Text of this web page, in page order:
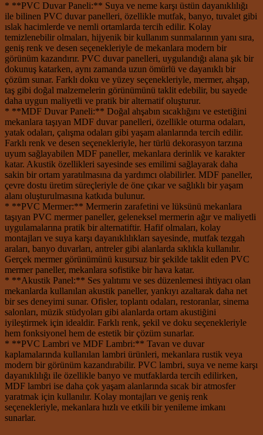
* **PVC Duvar Paneli:** Suya ve neme karşı üstün dayanıklılığı
ile bilinen PVC duvar panelleri, özellikle mutfak, banyo, tuvalet gibi
ıslak hacimlerde ve nemli ortamlarda tercih edilir. Kolay
temizlenebilir olmaları, hijyenik bir kullanım sunmalarının yanı sıra,
geniş renk ve desen seçenekleriyle de mekanlara modern bir
görünüm kazandırır. PVC duvar panelleri, uygulandığı alana şık bir
dokunuş katarken, aynı zamanda uzun ömürlü ve dayanıklı bir
çözüm sunar. Farklı doku ve yüzey seçenekleriyle, mermer, ahşap,
taş gibi doğal malzemelerin görünümünü taklit edebilir, bu sayede
daha uygun maliyetli ve pratik bir alternatif oluşturur.
* **MDF Duvar Paneli:** Doğal ahşabın sıcaklığını ve estetiğini
mekanlara taşıyan MDF duvar panelleri, özellikle oturma odaları,
yatak odaları, çalışma odaları gibi yaşam alanlarında tercih edilir.
Farklı renk ve desen seçenekleriyle, her türlü dekorasyon tarzına
uyum sağlayabilen MDF paneller, mekanlara derinlik ve karakter
katar. Akustik özellikleri sayesinde ses emilimi sağlayarak daha
sakin bir ortam yaratılmasına da yardımcı olabilirler. MDF paneller,
çevre dostu üretim süreçleriyle de öne çıkar ve sağlıklı bir yaşam
alanı oluşturulmasına katkıda bulunur.
* **PVC Mermer:** Mermerin zarafetini ve lüksünü mekanlara
taşıyan PVC mermer paneller, geleneksel mermerin ağır ve maliyetli
uygulamalarına pratik bir alternatiftir. Hafif olmaları, kolay
montajları ve suya karşı dayanıklılıkları sayesinde, mutfak tezgah
araları, banyo duvarları, antreler gibi alanlarda sıklıkla kullanılır.
Gerçek mermer görünümünü kusursuz bir şekilde taklit eden PVC
mermer paneller, mekanlara sofistike bir hava katar.
* **Akustik Panel:** Ses yalıtımı ve ses düzenlemesi ihtiyacı olan
mekanlarda kullanılan akustik paneller, yankıyı azaltarak daha net
bir ses deneyimi sunar. Ofisler, toplantı odaları, restoranlar, sinema
salonları, müzik stüdyoları gibi alanlarda ortam akustiğini
iyileştirmek için idealdir. Farklı renk, şekil ve doku seçenekleriyle
hem fonksiyonel hem de estetik bir çözüm sunarlar.
* **PVC Lambri ve MDF Lambri:** Tavan ve duvar
kaplamalarında kullanılan lambri ürünleri, mekanlara rustik veya
modern bir görünüm kazandırabilir. PVC lambri, suya ve neme karşı
dayanıklılığı ile özellikle banyo ve mutfaklarda tercih edilirken,
MDF lambri ise daha çok yaşam alanlarında sıcak bir atmosfer
yaratmak için kullanılır. Kolay montajları ve geniş renk
seçenekleriyle, mekanlara hızlı ve etkili bir yenileme imkanı
sunarlar.